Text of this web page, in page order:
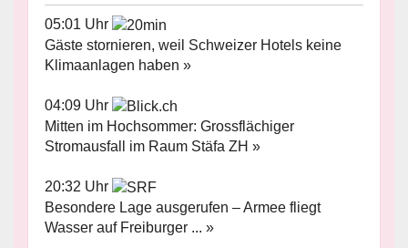
05:01 Uhr
Gäste stornieren, weil Schweizer Hotels keine
Klimaanlagen haben »
04:09 Uhr
Mitten im Hochsommer: Grossflächiger
Stromausfall im Raum Stäfa ZH »
20:32 Uhr
Besondere Lage ausgerufen – Armee fliegt
Wasser auf Freiburger ... »